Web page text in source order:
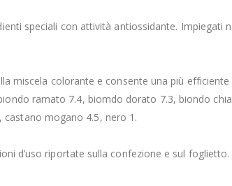
speciali con attività antiossidante. Impiegati
miscela colorante e consente una più
ramato 7.4, biomdo dorato 7.3, biondo
mogano 4.5, nero 1.
d’uso riportate sulla confezione e sul foglietto.